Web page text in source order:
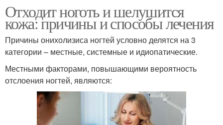
Отходит ноготь и шелушится
кожа: причины и способы лечения
Причины онихолизиса ногтей условно делятся на 3
категории – местные, системные и идиопатические.
Местными факторами, повышающими вероятность
отслоения ногтей, являются: